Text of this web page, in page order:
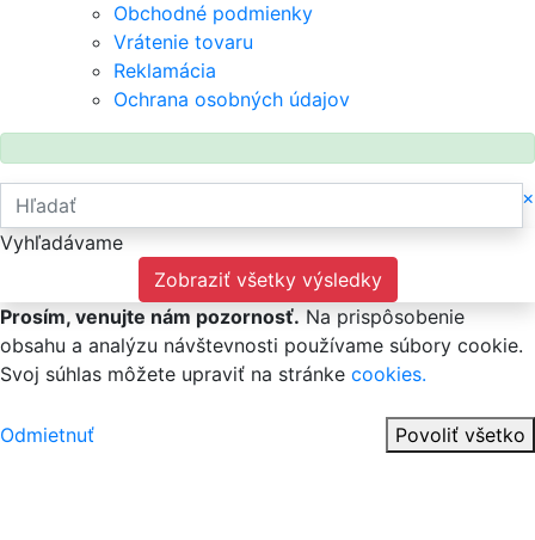
Obchodné podmienky
Vrátenie tovaru
Reklamácia
Ochrana osobných údajov
×
Vyhľadávame
Zobraziť všetky výsledky
Prosím, venujte nám pozornosť. Na prispôsobenie
obsahu a analýzu návštevnosti používame súbory cookie.
Svoj súhlas môžete upraviť na stránke cookies.
Odmietnuť Povoliť všetko